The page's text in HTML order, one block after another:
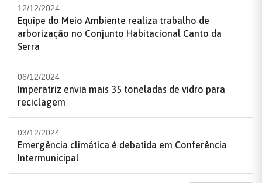
12/12/2024
Equipe do Meio Ambiente realiza trabalho de
arborização no Conjunto Habitacional Canto da
Serra
06/12/2024
Imperatriz envia mais 35 toneladas de vidro para
reciclagem
03/12/2024
Emergência climática é debatida em Conferência
Intermunicipal